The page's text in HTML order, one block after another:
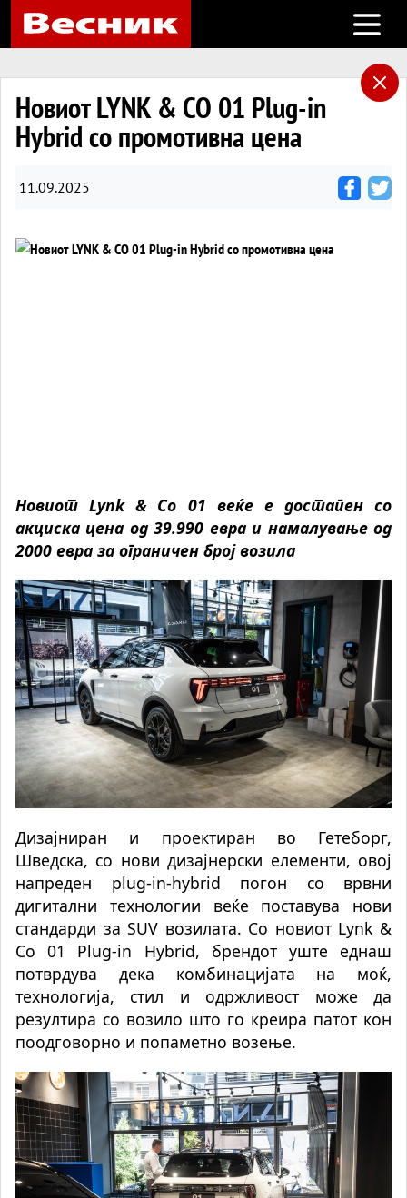
Open
Новиот LYNK & CO 01 Plug-in
Hybrid со промотивна цена
11.09.2025
Новиот Lynk & Co 01 веќе e достапен со
акциска цена од 39.990 евра и намалување од
2000 евра за ограничен број возила
Дизајниран и проектиран во Гетеборг,
Шведска, со нови дизајнерски елементи, овој
напреден plug-in-hybrid погон со врвни
дигитални технологии веќе поставува нови
стандарди за SUV возилата. Со новиот Lynk &
Co 01 Plug-in Hybrid, брендот уште еднаш
потврдува дека комбинацијата на моќ,
технологија, стил и одржливост може да
резултира со возило што го креира патот кон
поодговорно и попаметно возење.